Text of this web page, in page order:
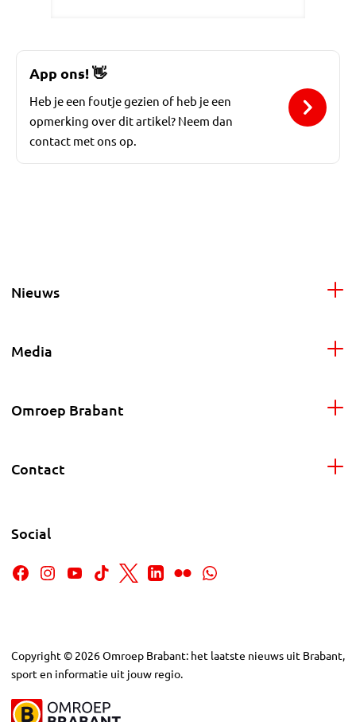
App ons!👋
Heb je een foutje gezien of heb je een
opmerking over dit artikel? Neem dan
contact met ons op.
Nieuws
Media
Omroep Brabant
Contact
Social
Copyright © 2026Omroep Brabant: het laatste nieuws uit Brabant,
sport en informatie uit jouw regio.